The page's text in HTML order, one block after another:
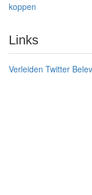
koppen
Links
Verleiden Twitter